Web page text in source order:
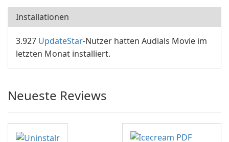
Installationen
3.927 UpdateStar-Nutzer hatten Audials Movie im
letzten Monat installiert.
Neueste Reviews